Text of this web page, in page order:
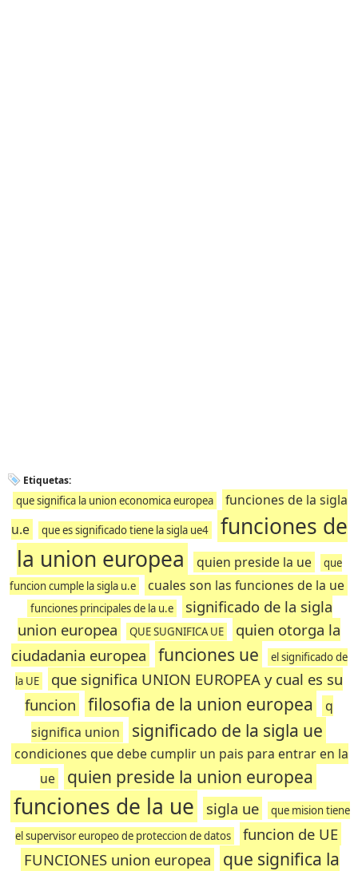
Etiquetas:
que significa la union economica europea
funciones de la sigla
u.e
que es significado tiene la sigla ue4
funciones de
la union europea
quien preside la ue
que
funcion cumple la sigla u.e
cuales son las funciones de la ue
funciones principales de la u.e
significado de la sigla
union europea
QUE SUGNIFICA UE
quien otorga la
ciudadania europea
funciones ue
el significado de
la UE
que significa UNION EUROPEA y cual es su
funcion
filosofia de la union europea
q
significa union
significado de la sigla ue
condiciones que debe cumplir un pais para entrar en la
ue
quien preside la union europea
funciones de la ue sigla ue
que mision tiene
el supervisor europeo de proteccion de datos
funcion de UE
FUNCIONES union europea
que significa la